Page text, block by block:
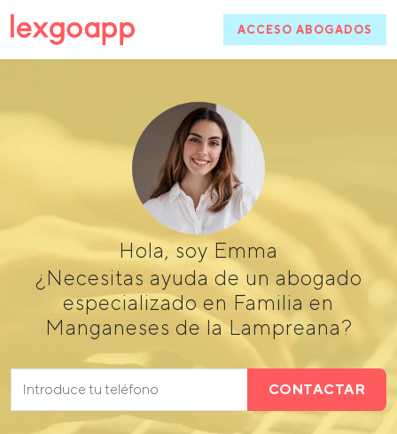
ACCESO ABOGADOS
Hola, soy Emma
¿Necesitas ayuda de un abogado
especializado en Familia en
Manganeses de la Lampreana?
CONTACTAR